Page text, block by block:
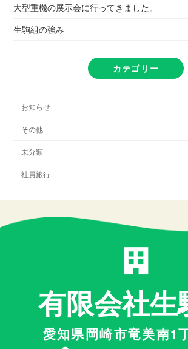
大型重機の展示会に行ってきました。
生駒組の強み
カテゴリー
お知らせ
その他
未分類
社員旅行
有限会社生
愛知県岡崎市竜美南1